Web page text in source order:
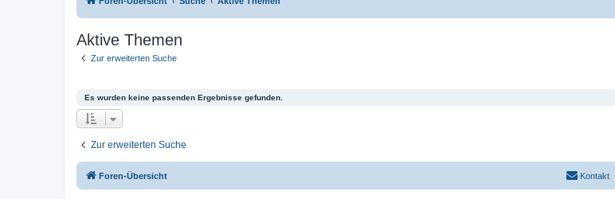
Aktive Themen
Zur erweiterten Suche
Es wurden keine passenden Ergebnisse gefunden.
Zur erweiterten Suche
Foren-Übersicht Kontakt